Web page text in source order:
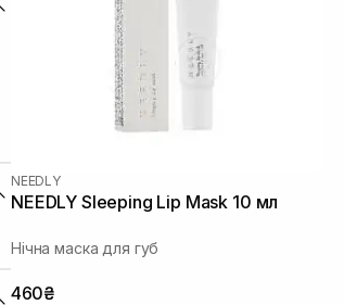
NEEDLY
NEEDLY Sleeping Lip Mask 10 мл
Нічна маска для губ
460₴